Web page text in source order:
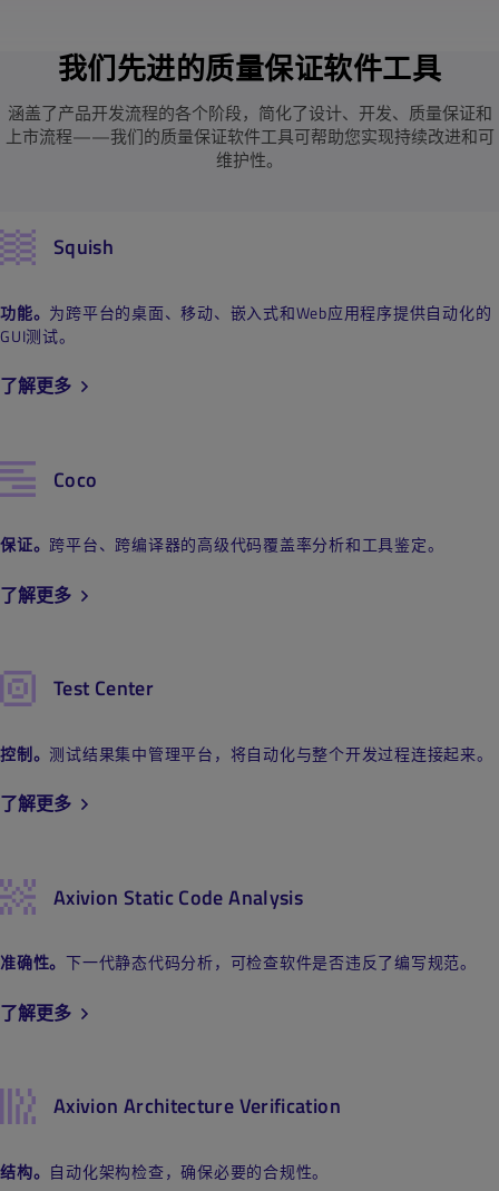
我们先进的质量保证软件工具
涵盖了产品开发流程的各个阶段，简化了设计、开发、质量保证和
上市流程——我们的质量保证软件工具可帮助您实现持续改进和可
维护性。
Squish
功能。 为跨平台的桌面、移动、嵌入式和Web应用程序提供自动化的
GUI测试。
了解更多
Coco
保证。 跨平台、跨编译器的高级代码覆盖率分析和工具鉴定。
了解更多
Test Center
控制。 测试结果集中管理平台，将自动化与整个开发过程连接起来。
了解更多
Axivion Static Code Analysis
准确性。 下一代静态代码分析，可检查软件是否违反了编写规范。
了解更多
Axivion Architecture Verification
结构。 自动化架构检查，确保必要的合规性。